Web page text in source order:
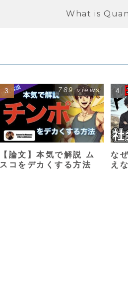
What is
【論文】本気で解説 ム
スコをデカくする方法
789 views
な
え